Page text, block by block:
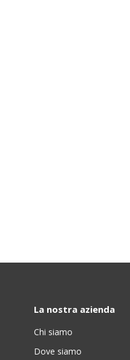
La nostra azienda
Chi siamo
Dove siamo